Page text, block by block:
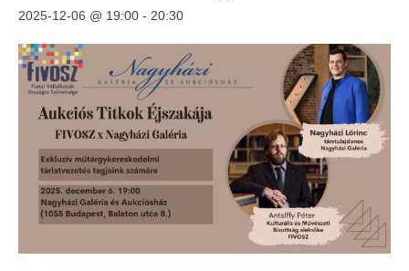
2025-12-06 @ 19:00 - 20:30